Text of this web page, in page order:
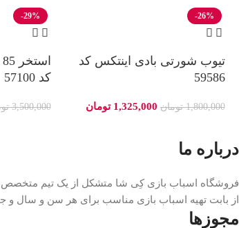
-26%
تیوب شورتی بادی اینتکس کد
59586
1,800,000 تومان 1,325,000 تومان
-29%
کد 57100
3,500,000
درباره ما
فروشگاه اسباب بازی کِی شا متشکل از یک تیم
از بابت تهیه اسباب بازی مناسب برای هر سن و سال و
مجوزها